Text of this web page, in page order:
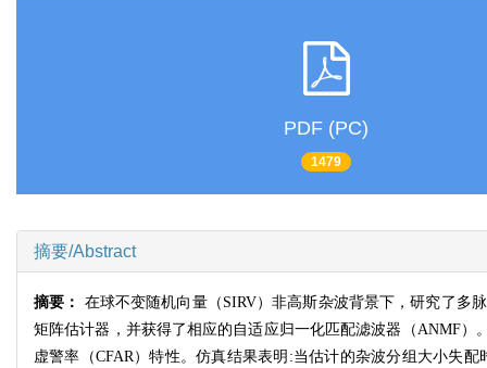
PDF (PC)
1479
摘要/Abstract
摘要： 在球不变随机向量（SIRV）非高斯杂波背景下，研究了多
矩阵估计器，并获得了相应的自适应归一化匹配滤波器（ANMF
虚警率（CFAR）特性。仿真结果表明:当估计的杂波分组大小失